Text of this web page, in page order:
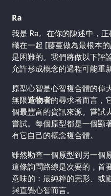
Ra
我是 Ra。在你的陳述中，
織在一起 [藤蔓做為最根本
是困難的。我們將做以下評
允許形成概念的過程可能重
原型心智是心智複合體的偉
無限造物者的尋求者而言，
個最豐富的資訊來源。嘗試
嘗試。每個原型都是一個顯
有它自己的概念複合體。
雖然勘查一個原型到另一個
這條詢問路線是次要的，首
意味的：最純粹的完形、或
與直覺心智而言。